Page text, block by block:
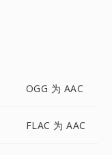
OGG 为 AAC
FLAC 为 AAC